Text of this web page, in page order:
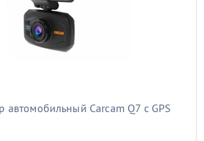
автомобильный Carcam Q7 с GPS